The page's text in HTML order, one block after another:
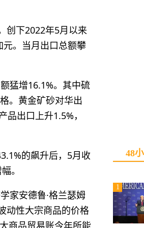
创下2022年5月以来
。当月出口总额攀
猛增16.1%。其中硫
。黄金矿砂对华出
出口上升1.5%，
的飙升后，5月收
。
家安德鲁·格兰瑟姆
动性大宗商品的价格
商品贸易账今年所能
48
1